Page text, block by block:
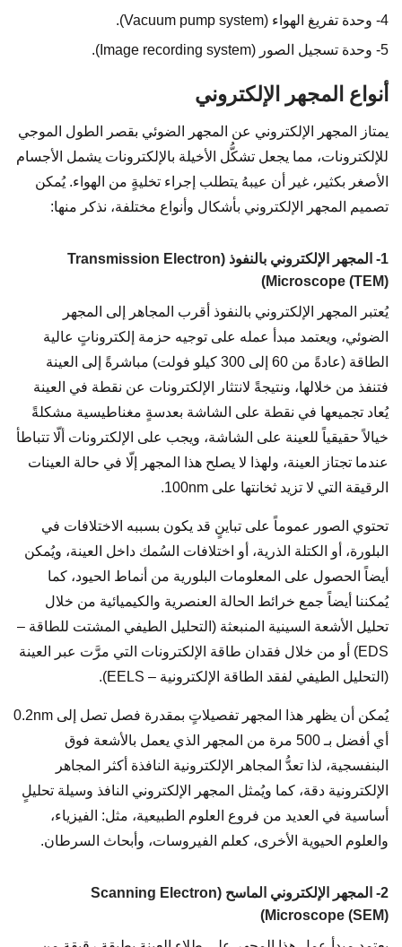
4- وحدة تفريغ الهواء (Vacuum pump system).
5- وحدة تسجيل الصور (Image recording system).
أنواع المجهر الإلكتروني
يمتاز المجهر الإلكتروني عن المجهر الضوئي بقصر الطول الموجي
للإلكترونات، مما يجعل تشكُّل الأخيلة بالإلكترونات يشمل الأجسام
الأصغر بكثير، غير أن عيبهُ يتطلب إجراء تخليةٍ من الهواء. يُمكن
تصميم المجهر الإلكتروني بأشكال وأنواع مختلفة، نذكر منها:
1- المجهر الإلكتروني بالنفوذ (Transmission Electron
Microscope (TEM))
يُعتبر المجهر الإلكتروني بالنفوذ أقرب المجاهر إلى المجهر
الضوئي، ويعتمد مبدأ عمله على توجيه حزمة إلكتروناتٍ عالية
الطاقة (عادةً من 60 إلى 300 كيلو فولت) مباشرةً إلى العينة
فتنفذ من خلالها، ونتيجةً لانتثار الإلكترونات عن نقطة في العينة
يُعاد تجميعها في نقطة على الشاشة بعدسةٍ مغناطيسية مشكلةً
خيالاً حقيقياً للعينة على الشاشة، ويجب على الإلكترونات ألّا تتباطأ
عندما تجتاز العينة، ولهذا لا يصلح هذا المجهر إلّا في حالة العينات
الرقيقة التي لا تزيد ثخانتها على 100nm.
تحتوي الصور عموماً على تباينٍ قد يكون بسببه الاختلافات في
البلورة، أو الكتلة الذرية، أو اختلافات السُمك داخل العينة، ويُمكن
أيضاً الحصول على المعلومات البلورية من أنماط الحيود، كما
يُمكننا أيضاً جمع خرائط الحالة العنصرية والكيميائية من خلال
تحليل الأشعة السينية المنبعثة (التحليل الطيفي المشتت للطاقة –
EDS) أو من خلال فقدان طاقة الإلكترونات التي مرَّت عبر العينة
(التحليل الطيفي لفقد الطاقة الإلكترونية – EELS).
يُمكن أن يظهر هذا المجهر تفصيلاتٍ بمقدرة فصل تصل إلى 0.2nm
أي أفضل بـ 500 مرة من المجهر الذي يعمل بالأشعة فوق
البنفسجية، لذا تعدُّ المجاهر الإلكترونية النافذة أكثر المجاهر
الإلكترونية دقة، كما ويُمثل المجهر الإلكتروني النافذ وسيلة تحليلٍ
أساسية في العديد من فروع العلوم الطبيعية، مثل: الفيزياء،
والعلوم الحيوية الأخرى، كعلم الفيروسات، وأبحاث السرطان.
2- المجهر الإلكتروني الماسح (Scanning Electron
Microscope (SEM))